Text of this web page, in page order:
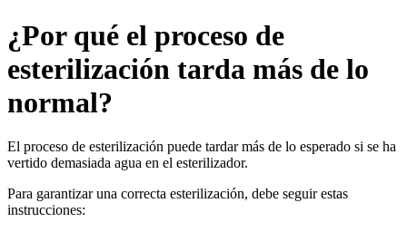
¿Por qué el proceso de
esterilización tarda más de lo
normal?
El proceso de esterilización puede tardar más de lo esperado si se ha
vertido demasiada agua en el esterilizador.
Para garantizar una correcta esterilización, debe seguir estas
instrucciones: